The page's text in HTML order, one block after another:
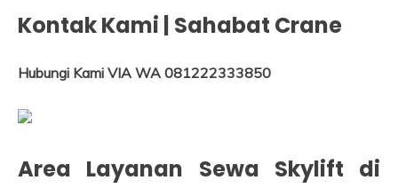
Kontak Kami | Sahabat Crane
Hubungi Kami VIA WA 081222333850
Area Layanan Sewa Skylift di